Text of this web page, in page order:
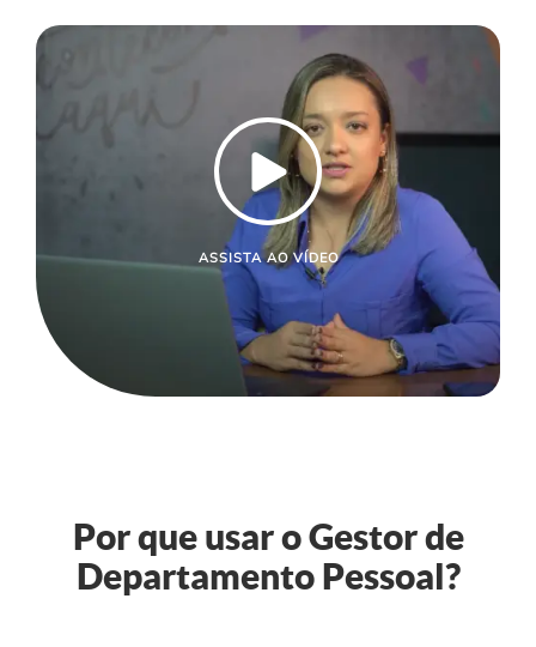
ASSISTA AO VÍDEO
Por que usar o Gestor de
Departamento Pessoal?